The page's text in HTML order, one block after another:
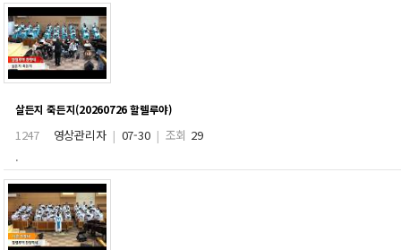
살든지 죽든지(20260726 할렐루야)
1247 영상관리자 | 07-30 | 조회 29
.